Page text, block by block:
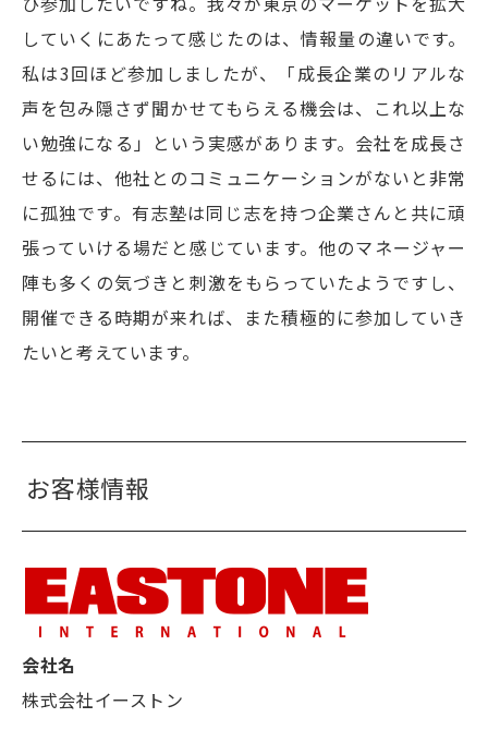
していくにあたって感じたのは、情報量の違いです。
私は3回ほど参加しましたが、「成長企業のリアルな
声を包み隠さず聞かせてもらえる機会は、これ以上な
い勉強になる」という実感があります。会社を成長さ
せるには、他社とのコミュニケーションがないと非常
に孤独です。有志塾は同じ志を持つ企業さんと共に頑
張っていける場だと感じています。他のマネージャー
陣も多くの気づきと刺激をもらっていたようですし、
開催できる時期が来れば、また積極的に参加していき
たいと考えています。
お客様情報
会社名
株式会社イーストン